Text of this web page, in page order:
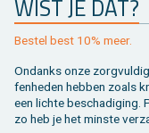
Be­stel best 10% meer.
On­danks onze
fen­he­den heb­ben zoals
een lich­te be­scha­di­ging.
zo heb je het min­ste